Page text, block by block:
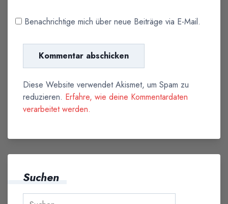
Benachrichtige mich über neue Beiträge via E-Mail.
Diese Website verwendet Akismet, um Spam zu
reduzieren. Erfahre, wie deine Kommentardaten
verarbeitet werden.
Suchen